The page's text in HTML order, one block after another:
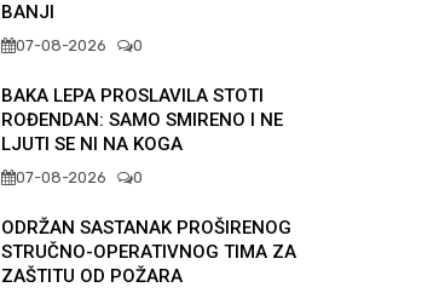
BANJI
07-08-2026 0
BAKA LEPA PROSLAVILA STOTI
ROĐENDAN: SAMO SMIRENO I NE
LJUTI SE NI NA KOGA
07-08-2026 0
ODRŽAN SASTANAK PROŠIRENOG
STRUČNO-OPERATIVNOG TIMA ZA
ZAŠTITU OD POŽARA